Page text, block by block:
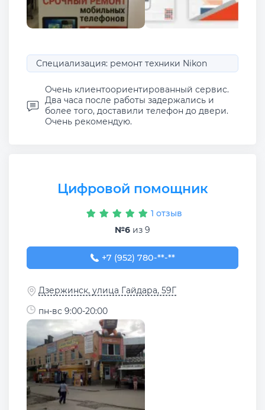
Специализация: ремонт техники Nikon
Очень клиентоориентированный сервис.
Два часа после работы задержались и
более того, доставили телефон до двери.
Очень рекомендую.
Цифровой помощник
1 отзыв
№6 из 9
+7 (952) 780-80-31
+7 (952) 780-**-**
Дзержинск, улица Гайдара, 59Г
пн-вс 9:00-20:00